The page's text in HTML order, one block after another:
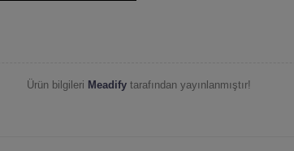
Ürün bilgileri Meadify tarafından yayınlanmıştır!